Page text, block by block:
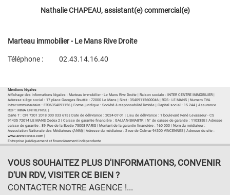
Nathalie CHAPEAU, assistant(e) commercial(e)
Marteau immobilier - Le Mans Rive Droite
Téléphone :
02.43.14.16.40
Mentions légales
Affichage des informations légales : Marteau immobilier - Le Mans Rive Droite | Raison sociale : INTER CENTRE IMMOBILIER |
Adresse siège social : 17 place Georges Bouttié - 72000 Le Mans | Siret : 35409112600046 | RCS : LE MANS | Numero TVA
Intracommunautaire : FR06354091126 | Forme juridique : Société à responsabilité limitée | Capital social : 15 244 | Assurance
RCP : MMA ENTREPRISE |
Carte T : CPI 7201 2018 000 033 615 | Date de délivrance : 2024-07-01 | Lieu de délivrance : 1 boulevard René Levasseur - CS
91435 72014 LE MANS Cedex 2 | Caisse de garantie financière : GALIAN-SMABTP. | N° de caisse de garantie : 110335E | Adresse
caisse de garantie : 89, Rue de la Boetie 75008 PARIS | Montant de la garantie financière : 160 000 | Nom du médiateur :
Association Nationale des Médiateurs (ANM) | Adresse du médiateur : 2 rue de Colmar 94300 VINCENNES | Adresse du site :
www.anm-conso.com
Entreprise juridiquement et financièrement indépendante
VOUS SOUHAITEZ PLUS D'INFORMATIONS, CONVENIR
D'UN RDV, VISITER CE BIEN ?
CONTACTER NOTRE AGENCE !...